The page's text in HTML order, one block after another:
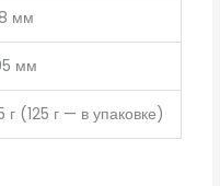
мм
мм
г (125 г — в упаковке)